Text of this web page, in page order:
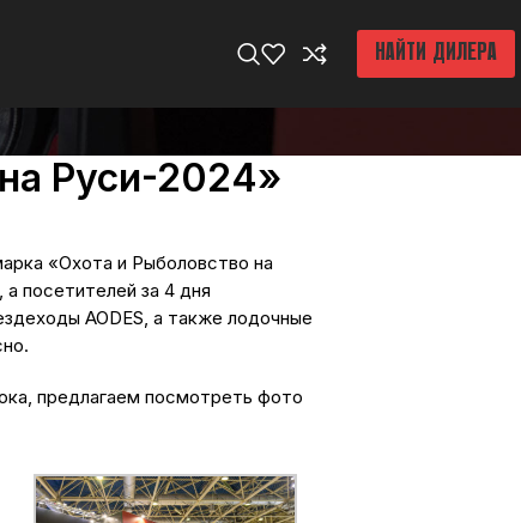
НАЙТИ ДИЛЕРА
Руси-2024»
«Охота и Рыболовство на
посетителей за 4 дня
AODES, а также лодочные
предлагаем посмотреть фото